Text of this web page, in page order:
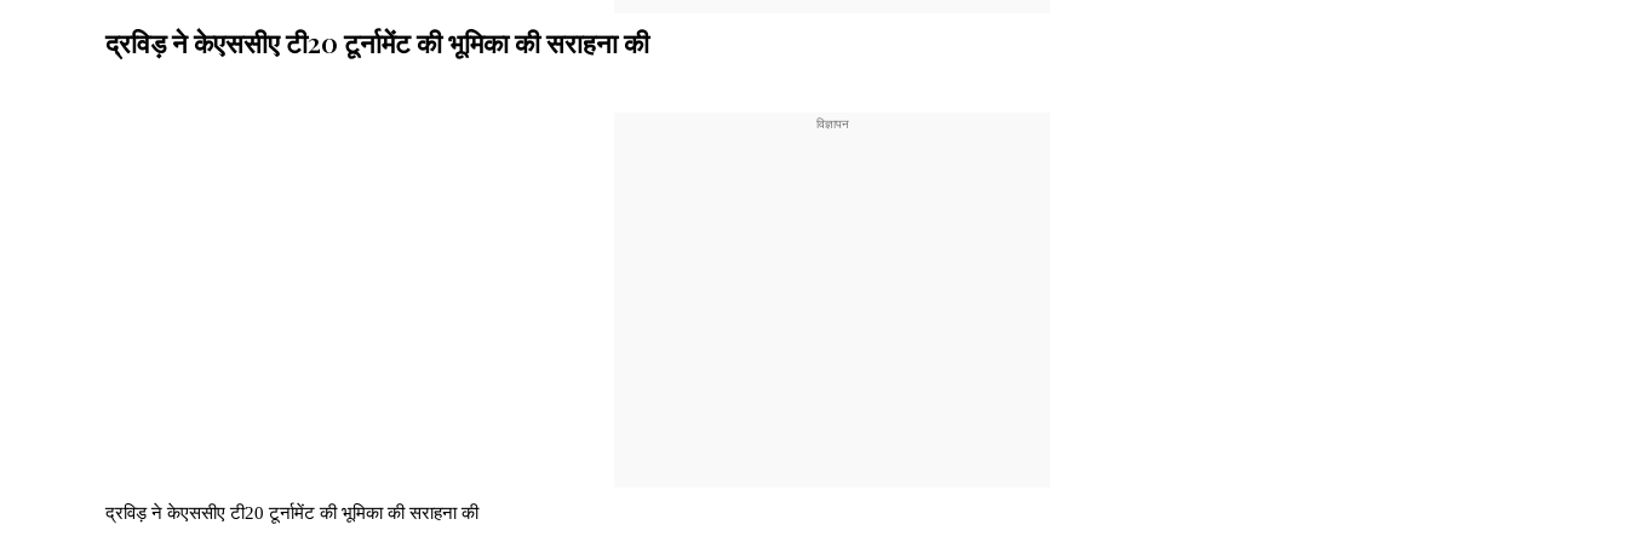
द्रविड़ ने केएससीए टी20 टूर्नामेंट की भूमिका की सराहना की
द्रविड़ ने केएससीए टी20 टूर्नामेंट की भूमिका की सराहना की